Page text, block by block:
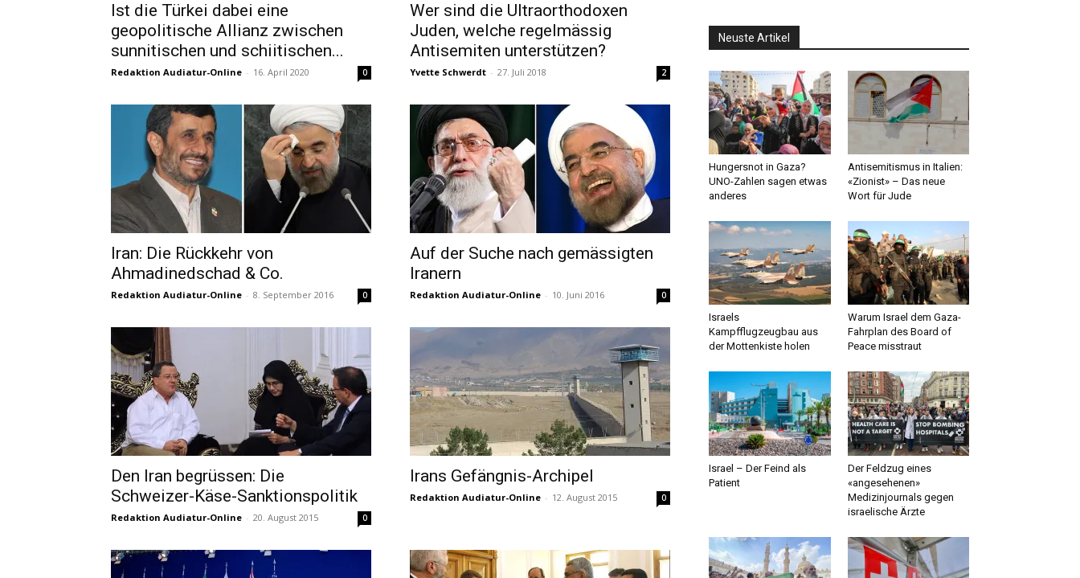
Ist die Türkei dabei eine
geopolitische Allianz zwischen
sunnitischen und schiitischen...
Redaktion Audiatur-Online - 16. April 2020 0
Wer sind die Ultraorthodoxen
Juden, welche regelmässig
Antisemiten unterstützen?
Yvette Schwerdt - 27. Juli 2018 2
Iran: Die Rückkehr von
Ahmadinedschad & Co.
Redaktion Audiatur-Online - 8. September 2016 0
Auf der Suche nach gemässigten
Iranern
Redaktion Audiatur-Online - 10. Juni 2016 0
Den Iran begrüssen: Die
Schweizer-Käse-Sanktionspolitik
Redaktion Audiatur-Online - 20. August 2015 0
Irans Gefängnis-Archipel
Redaktion Audiatur-Online - 12. August 2015 0
Neuste Artikel
Hungersnot in Gaza?
UNO-Zahlen sagen etwas
anderes
Antisemitismus in Italien:
«Zionist» – Das neue
Wort für Jude
Israels
Kampfflugzeugbau aus
der Mottenkiste holen
Warum Israel dem Gaza-
Fahrplan des Board of
Peace misstraut
Israel – Der Feind als
Patient
Der Feldzug eines
«angesehenen»
Medizinjournals gegen
israelische Ärzte